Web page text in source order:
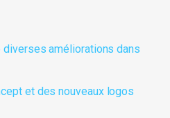
diverses améliorations dans
et des nouveaux logos